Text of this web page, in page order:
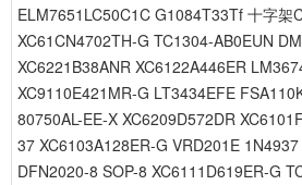
ELM7651LC50C1C G1084T33Tf 十字架
XC61CN4702TH-G TC1304-AB0EUN
XC6221B38ANR XC6122A446ER
XC9110E421MR-G LT3434EFE
80750AL-EE-X XC6209D572DR
37 XC6103A128ER-G VRD201E
DFN2020-8 SOP-8 XC6111D619ER-G